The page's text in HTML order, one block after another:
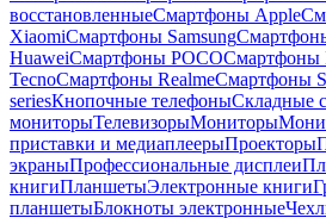
восстановленныеСмартфоны Apple
XiaomiСмартфоны Samsung
HuaweiСмартфоны POCOСмартфоны
TecnoСмартфоны RealmeСмартфоны
seriesКнопочные телефоныСкладные
мониторыТелевизорыМониторы
приставки и медиаплеерыПроекторы
экраныПрофессиональные дисплеи
книгиПланшетыЭлектронные книги
планшетыБлокноты электронные